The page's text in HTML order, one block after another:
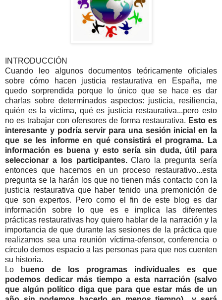
INTRODUCCIÓN
Cuando leo algunos documentos teóricamente oficiales
sobre cómo hacen justicia restaurativa en España, me
quedo sorprendida porque lo único que se hace es dar
charlas sobre determinados aspectos: justicia, resiliencia,
quién es la víctima, qué es justicia restaurativa...pero esto
no es trabajar con ofensores de forma restaurativa. Esto es
interesante y podría servir para una sesión inicial en la
que se les informe en qué consistirá el programa. La
información es buena y esto sería sin duda, útil para
seleccionar a los participantes.Claro la pregunta sería
entonces que hacemos en un proceso restaurativo...esta
pregunta se la harán los que no tienen más contacto con la
justicia restaurativa que haber tenido una premonición de
que son expertos. Pero como el fin de este blog es dar
información sobre lo que es e implica las diferentes
prácticas restaurativas hoy quiero hablar de la narración y la
importancia de que durante las sesiones de la práctica que
realizamos sea una reunión víctima-ofensor, conferencia o
círculo demos espacio a las personas para que nos cuenten
su historia.
Lo bueno de los programas individuales es que
podemos dedicar más tiempo a esta narración (salvo
que algún político diga que para que estar más de un